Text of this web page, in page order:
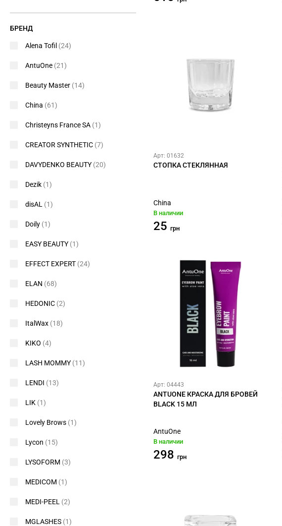
Арт: 01632
СТОПКА СТЕКЛЯННАЯ
China
В наличии
25 грн
Арт: 04443
ANTUONE КРАСКА ДЛЯ БРОВЕЙ
BLACK 15 МЛ
AntuOne
В наличии
298 грн
БРЕНД
Alena Tofil (24)
AntuOne (21)
Beauty Master (14)
China (61)
Christeyns France SA (1)
CREATOR SYNTHETIC (7)
DAVYDENKO BEAUTY (20)
Dezik (1)
disAL (1)
Doily (1)
EASY BEAUTY (1)
EFFECT EXPERT (24)
ELAN (68)
HEDONIC (2)
ItalWax (18)
KIKO (4)
LASH MOMMY (11)
LENDI (13)
LIK (1)
Lovely Brows (1)
Lycon (15)
LYSOFORM (3)
MEDICOM (1)
MEDI-PEEL (2)
MGLASHES (1)